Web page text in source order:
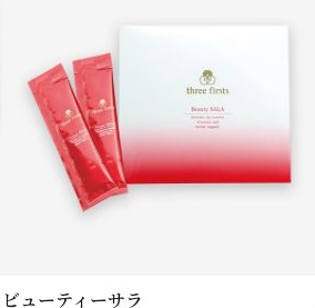
ビューティーサラ